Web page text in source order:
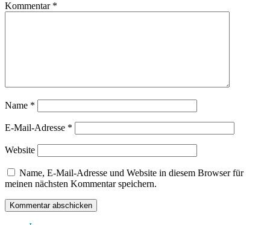
Kommentar *
Name *
E-Mail-Adresse *
Website
Name, E-Mail-Adresse und Website in diesem Browser für
meinen nächsten Kommentar speichern.